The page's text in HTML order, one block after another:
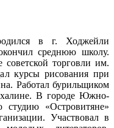
в г. Ходжейли
среднюю школу.
торговли им.
курсы рисования при
Работал бурильщиком
В городе Южно-
студию «Островитяне»
Участвовал в